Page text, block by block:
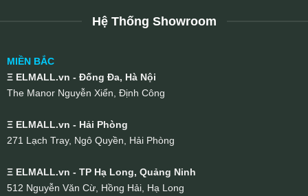
Hệ Thống Showroom
MIỀN BẮC
Ξ ELMALL.vn - Đống Đa, Hà Nội
The Manor Nguyễn Xiển, Định Công
Ξ ELMALL.vn - Hải Phòng
271 Lạch Tray, Ngô Quyền, Hải Phòng
Ξ ELMALL.vn - TP Hạ Long, Quảng Ninh
512 Nguyễn Văn Cừ, Hồng Hải, Hạ Long